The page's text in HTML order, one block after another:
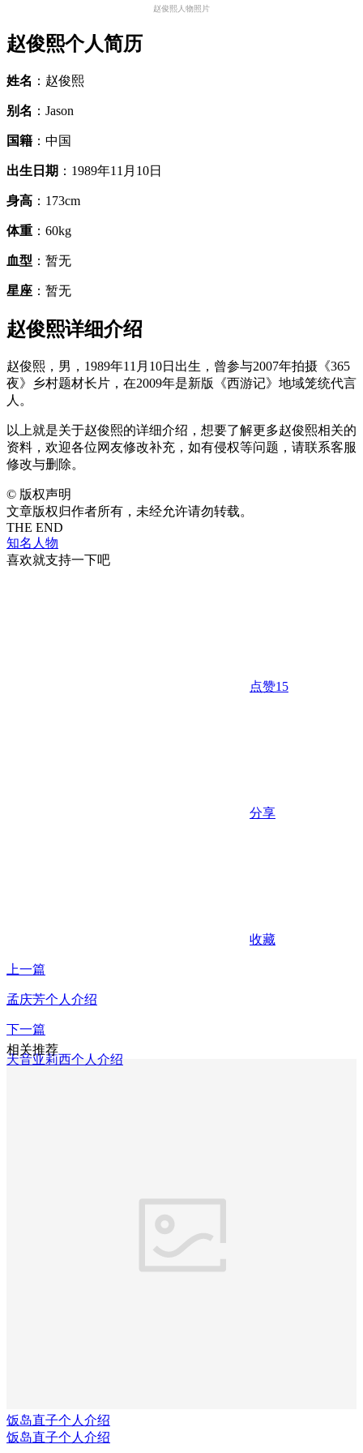
赵俊熙人物照片
赵俊熙个人简历
姓名 ：赵俊熙
别名 ：Jason
国籍 ：中国
出生日期 ：1989年11月10日
身高 ：173cm
体重 ：60kg
血型 ：暂无
星座 ：暂无
赵俊熙详细介绍
赵俊熙，男，1989年11月10日出生，曾参与2007年拍摄《365
夜》乡村题材长片，在2009年是新版《西游记》地域笼统代言
人。
以上就是关于赵俊熙的详细介绍，想要了解更多赵俊熙相关的
资料，欢迎各位网友修改补充，如有侵权等问题，请联系客服
修改与删除。
© 版权声明
文章版权归作者所有，未经允许请勿转载。
THE END
知名人物
喜欢就支持一下吧
点赞15
分享
收藏
上一篇
孟庆芳个人介绍
下一篇
天音亚莉西个人介绍
相关推荐
饭岛直子个人介绍
饭岛直子个人介绍